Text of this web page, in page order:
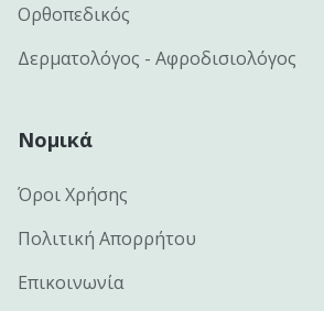
Ορθοπεδικός
Δερματολόγος - Αφροδισιολόγος
Νομικά
Όροι Χρήσης
Πολιτική Απορρήτου
Επικοινωνία